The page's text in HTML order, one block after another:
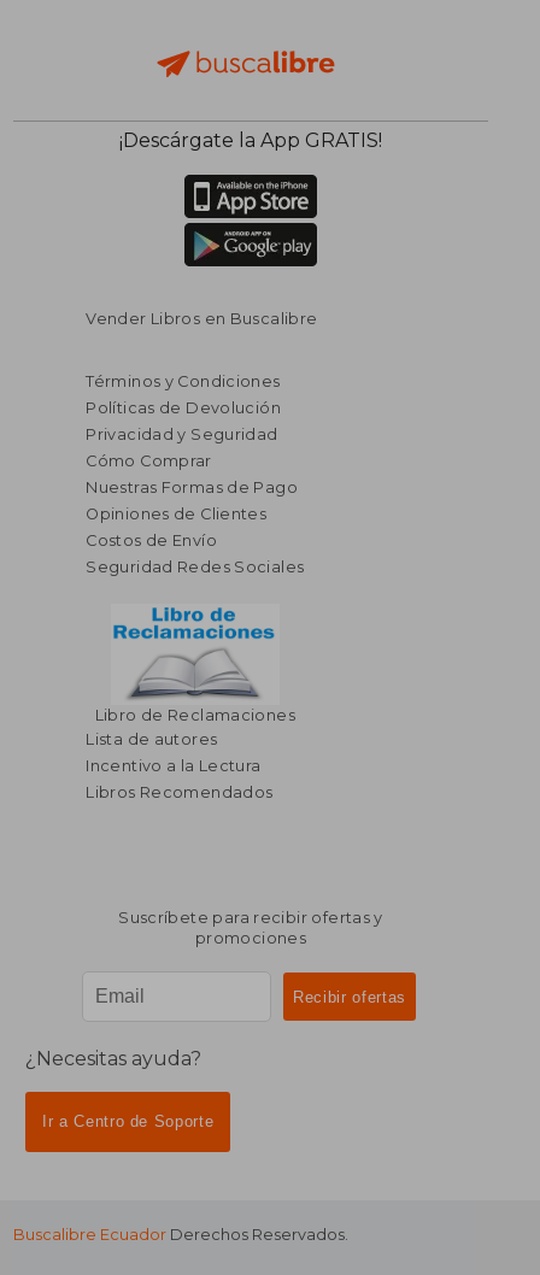
¡Descárgate la App GRATIS!
Vender Libros en Buscalibre
Términos y Condiciones
Políticas de Devolución
Privacidad y Seguridad
Cómo Comprar
Nuestras Formas de Pago
Opiniones de Clientes
Costos de Envío
Seguridad Redes Sociales
Libro de Reclamaciones
Lista de autores
Incentivo a la Lectura
Libros Recomendados
Suscríbete para recibir ofertas y
promociones
¿Necesitas ayuda?
Ir a Centro de Soporte
Buscalibre Ecuador Derechos Reservados.